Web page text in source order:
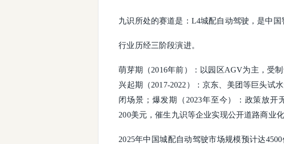
九识所处的赛道是：L4城配自动驾驶，是中国
行业历经三阶段演进。
萌芽期（2016年前）​​：以园区AGV为主，受
兴起期（2017-2022）​​：京东、美团等巨头试
闭场景；​​爆发期（2023年至今）​​：政策放
200美元，催生九识等企业实现公开道路商业化
2025年中国城配自动驾驶市场规模预计达